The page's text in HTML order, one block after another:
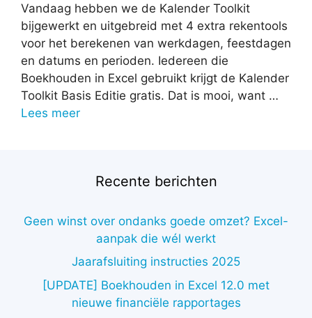
Vandaag hebben we de Kalender Toolkit
bijgewerkt en uitgebreid met 4 extra rekentools
voor het berekenen van werkdagen, feestdagen
en datums en perioden. Iedereen die
Boekhouden in Excel gebruikt krijgt de Kalender
Toolkit Basis Editie gratis. Dat is mooi, want …
Lees meer
Recente berichten
Geen winst over ondanks goede omzet? Excel-
aanpak die wél werkt
Jaarafsluiting instructies 2025
[UPDATE] Boekhouden in Excel 12.0 met
nieuwe financiële rapportages